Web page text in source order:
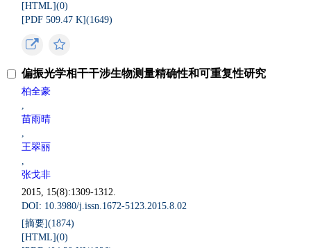
[HTML](0)
[PDF 509.47 K](1649)
偏振光学相干干涉生物测量精确性和可重复性研究
柏全豪
,
苗雨晴
,
王翠丽
,
张戈非
2015, 15(8):1309-1312.
DOI: 10.3980/j.issn.1672-5123.2015.8.02
[摘要](1874)
[HTML](0)